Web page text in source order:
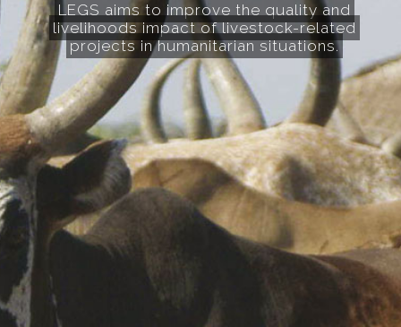
LEGS aims to improve the quality and
livelihoods impact of livestock-related
projects in humanitarian situations.